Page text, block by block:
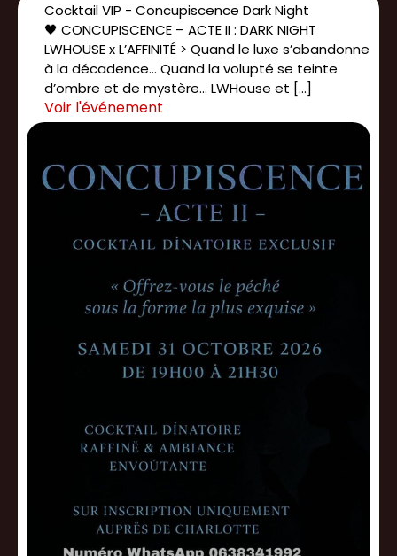
Cocktail VIP - Concupiscence Dark Night
🖤 CONCUPISCENCE – ACTE II : DARK NIGHT
LWHOUSE x L’AFFINITÉ > Quand le luxe s’abandonne
à la décadence… Quand la volupté se teinte
d’ombre et de mystère… LWHouse et […]